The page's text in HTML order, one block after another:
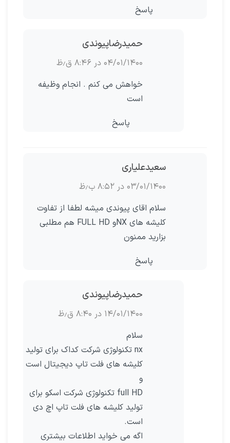
پاسخ
حمیدرضاپیوندی
۰۴/۰۱/۱۴۰۰ در ۸:۴۶ ق٫ظ
خواهش می کنم . انجام وظیفه
است
پاسخ
سعیدعلیاری
۰۳/۰۱/۱۴۰۰ در ۸:۵۲ ب٫ظ
سلام اقای پیوندی میشه لطفا از تفاوت
کلیشه های NXو FULL HD هم مطلبی
بزارید ممنون
پاسخ
حمیدرضاپیوندی
۱۴/۰۱/۱۴۰۰ در ۸:۴۰ ق٫ظ
سلام
nx تکنولوژی شرکت کداک برای تولید
کلیشه های فلت تاپ دیجیتال است
و
full HD تکنولوژی شرکت اسکو برای
تولید کلیشه های فلت تاپ اچ دی
است.
اگه می خواید اطلاعات بیشتری